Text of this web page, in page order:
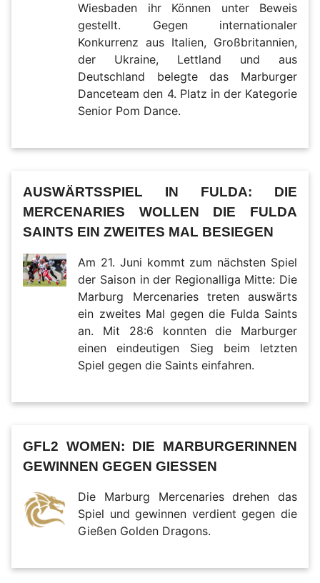
Wiesbaden ihr Können unter Beweis
gestellt. Gegen internationaler
Konkurrenz aus Italien, Großbritannien,
der Ukraine, Lettland und aus
Deutschland belegte das Marburger
Danceteam den 4. Platz in der Kategorie
Senior Pom Dance.
AUSWÄRTSSPIEL IN FULDA: DIE
MERCENARIES WOLLEN DIE FULDA
SAINTS EIN ZWEITES MAL BESIEGEN
Am 21. Juni kommt zum nächsten Spiel
der Saison in der Regionalliga Mitte: Die
Marburg Mercenaries treten auswärts
ein zweites Mal gegen die Fulda Saints
an. Mit 28:6 konnten die Marburger
einen eindeutigen Sieg beim letzten
Spiel gegen die Saints einfahren.
GFL2 WOMEN: DIE MARBURGERINNEN
GEWINNEN GEGEN GIESSEN
Die Marburg Mercenaries drehen das
Spiel und gewinnen verdient gegen die
Gießen Golden Dragons.